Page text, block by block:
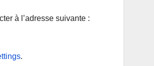
à l’adresse suivante :
.